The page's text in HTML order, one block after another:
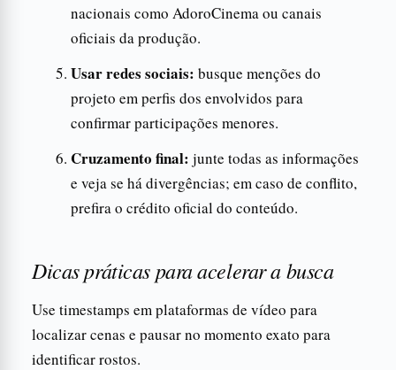
nacionais como AdoroCinema ou canais
oficiais da produção.
Usar redes sociais: busque menções do
projeto em perfis dos envolvidos para
confirmar participações menores.
Cruzamento final: junte todas as informações
e veja se há divergências; em caso de conflito,
prefira o crédito oficial do conteúdo.
Dicas práticas para acelerar a busca
Use timestamps em plataformas de vídeo para
localizar cenas e pausar no momento exato para
identificar rostos.